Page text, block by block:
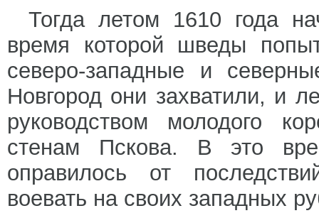
Тогда летом 1610 года
время которой шведы
северо-западные и
Новгород они захватили, и
руководством молодого
стенам Пскова. В это
оправилось от
воевать на своих западных